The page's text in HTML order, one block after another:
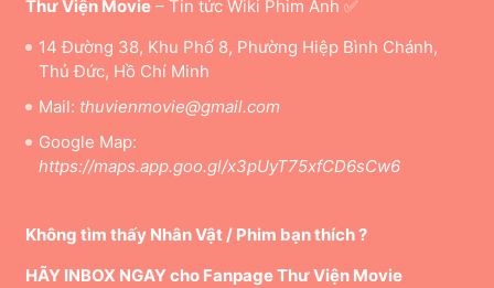
Thư Viện Movie– Tin tức Wiki Phim Ảnh ✅
14 Đường 38, Khu Phố 8, Phường Hiệp Bình Chánh,
Thủ Đức, Hồ Chí Minh
Mail: thuvienmovie@gmail.com
Google Map:
https://maps.app.goo.gl/x3pUyT75xfCD6sCw6
Không tìm thấy Nhân Vật / Phim bạn thích ?
HÃY INBOX NGAY cho Fanpage Thư Viện Movie